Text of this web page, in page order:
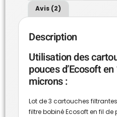
Avis (2)
Description
Utilisation des
pouces d’Ecosoft
microns :
Lot de 3 cartouches
filtre bobiné Ecosoft en fil